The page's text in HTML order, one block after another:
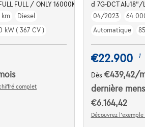
FULL / ONLY 16000KM!! / Mil
Diesel
kW ( 367 CV )
complet
d 7G-DCT
04/2023
Automatique
€22.900 1
Dès €439,42/
dernière
€6.164,42
Découvrez